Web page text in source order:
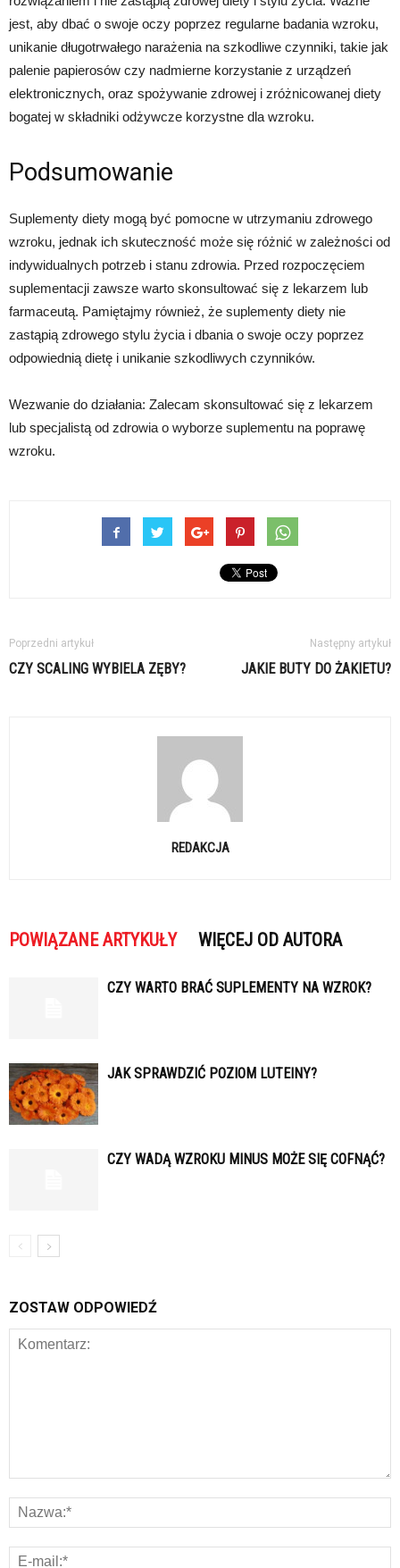
jest, aby dbać o swoje oczy poprzez regularne badania wzroku,
unikanie długotrwałego narażenia na szkodliwe czynniki, takie jak
palenie papierosów czy nadmierne korzystanie z urządzeń
elektronicznych, oraz spożywanie zdrowej i zróżnicowanej diety
bogatej w składniki odżywcze korzystne dla wzroku.
Podsumowanie
Suplementy diety mogą być pomocne w utrzymaniu zdrowego
wzroku, jednak ich skuteczność może się różnić w zależności od
indywidualnych potrzeb i stanu zdrowia. Przed rozpoczęciem
suplementacji zawsze warto skonsultować się z lekarzem lub
farmaceutą. Pamiętajmy również, że suplementy diety nie
zastąpią zdrowego stylu życia i dbania o swoje oczy poprzez
odpowiednią dietę i unikanie szkodliwych czynników.
Wezwanie do działania: Zalecam skonsultować się z lekarzem
lub specjalistą od zdrowia o wyborze suplementu na poprawę
wzroku.
Poprzedni artykuł
CZY SCALING WYBIELA ZĘBY?
Następny artykuł
JAKIE BUTY DO ŻAKIETU?
REDAKCJA
POWIĄZANE ARTYKUŁY WIĘCEJ OD AUTORA
CZY WARTO BRAĆ SUPLEMENTY NA WZROK?
JAK SPRAWDZIĆ POZIOM LUTEINY?
CZY WADĄ WZROKU MINUS MOŻE SIĘ COFNĄĆ?
ZOSTAW ODPOWIEDŹ